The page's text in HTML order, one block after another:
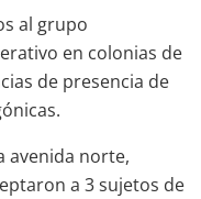
al grupo
en colonias de
de presencia de
avenida norte,
a 3 sujetos de